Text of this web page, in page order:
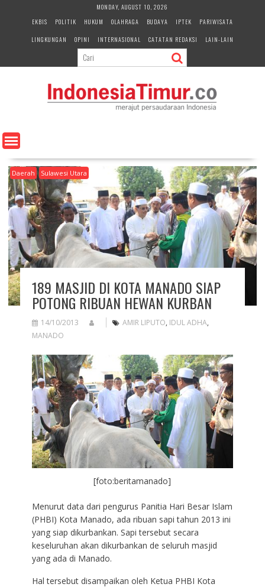
e
n
MONDAY, AUGUST 10, 2026
EKBIS
POLITIK HUKUM OLAHRAGA BUDAYA IPTEK
PARIWISATA
LINGKUNGAN
OPINI INTERNASIONAL CATATAN REDAKSI LAIN-LAIN
Daerah Sulawesi Utara
189 MASJID DI KOTA MANADO SIAP
POTONG RIBUAN HEWAN KURBAN
14/10/2013 AMIR LIPUTO, IDUL ADHA,
MANADO
[foto:beritamanado]
Menurut data dari pengurus Panitia Hari Besar Islam
(PHBI) Kota Manado, ada ribuan sapi tahun 2013 ini
yang siap dikurbankan. Sapi tersebut secara
keseluruhan akan dikurbankan de seluruh masjid
yang ada di Manado.
Hal tersebut disampaikan oleh Ketua PHBI Kota